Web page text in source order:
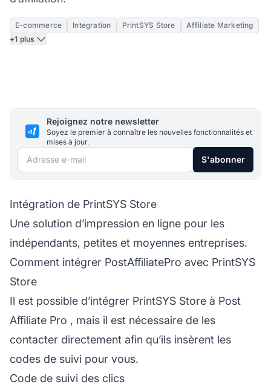
E-commerce Integration PrintSYS Store
Affiliate Marketing
+1 plus
Rejoignez notre newsletter
Soyez le premier à connaître les nouvelles fonctionnalités et
mises à jour.
Adresse e-mail S'abonner
Intégration de PrintSYS Store
Une solution d’impression en ligne pour les
indépendants, petites et moyennes entreprises.
Comment intégrer PostAffiliatePro avec PrintSYS
Store
Il est possible d’intégrer PrintSYS Store à Post
Affiliate Pro , mais il est nécessaire de les
contacter directement afin qu’ils insèrent les
codes de suivi pour vous.
Code de suivi des clics